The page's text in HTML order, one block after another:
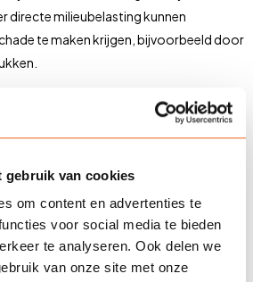
gebruik van cookies
om content en advertenties te
voor social media te bieden
te analyseren. Ook delen we
van onze site met onze
directe milieubelasting kunnen
te maken krijgen, bijvoorbeeld door
we dat elke onderneming uniek is.
gemaakte milieuschadeverzekeringen
risico’s van jouw bedrijf. Onze experts
van milieugevaren en het kiezen van de